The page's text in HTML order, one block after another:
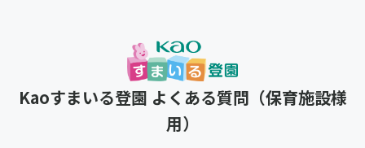
Kaoすまいる登園 よくある質問（保育施設様
用）